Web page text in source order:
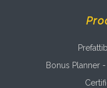
Bonus Planner